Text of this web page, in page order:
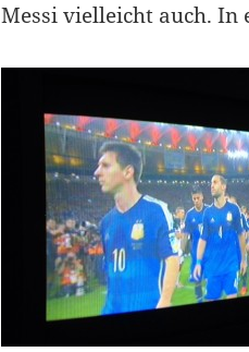
Messi vielleicht auch. In